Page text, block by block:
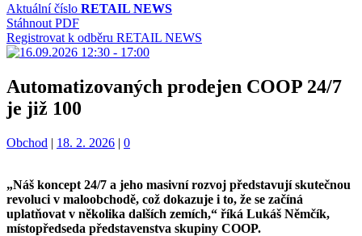
Aktuální číslo RETAIL NEWS
Stáhnout PDF
Registrovat k odběru RETAIL NEWS
Automatizovaných prodejen COOP 24/7
je již 100
Kategorie:
Obchod | 18. 2. 2026 | 0
„Náš koncept 24/7 a jeho masivní rozvoj představují skutečnou
revoluci v maloobchodě, což dokazuje i to, že se začíná
uplatňovat v několika dalších zemích,“ říká Lukáš Němčík,
místopředseda představenstva skupiny COOP.